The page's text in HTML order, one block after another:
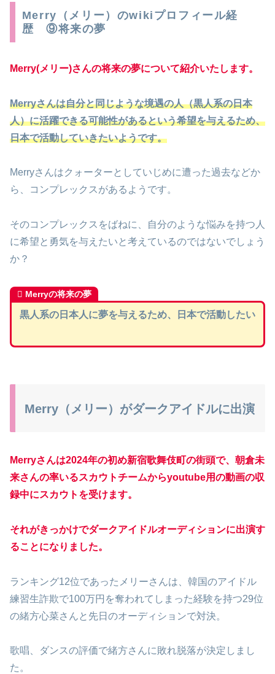
Merry（メリー）のwikiプロフィール経
歴 ⑨将来の夢
Merry(メリー)さんの将来の夢について紹介いたします。
Merryさんは自分と同じような境遇の人（黒人系の日本
人）に活躍できる可能性があるという希望を与えるため、
日本で活動していきたいようです。
Merryさんはクォーターとしていじめに遭った過去などか
ら、コンプレックスがあるようです。
そのコンプレックスをばねに、自分のような悩みを持つ人
に希望と勇気を与えたいと考えているのではないでしょう
か？
Merryの将来の夢
黒人系の日本人に夢を与えるため、日本で活動したい
Merry（メリー）がダークアイドルに出演
Merryさんは2024年の初め新宿歌舞伎町の街頭で、朝倉未
来さんの率いるスカウトチームからyoutube用の動画の収
録中にスカウトを受けます。
それがきっかけでダークアイドルオーディションに出演す
ることになりました。
ランキング12位であったメリーさんは、韓国のアイドル
練習生詐欺で100万円を奪われてしまった経験を持つ29位
の緒方心菜さんと先日のオーディションで対決。
歌唱、ダンスの評価で緒方さんに敗れ脱落が決定しまし
た。